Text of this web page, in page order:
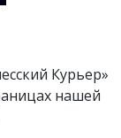
Курьер»
нашей